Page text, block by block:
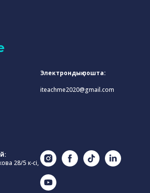
Электрондық пошта:
iteachme2020@gmail.com
28/5 к-сі,